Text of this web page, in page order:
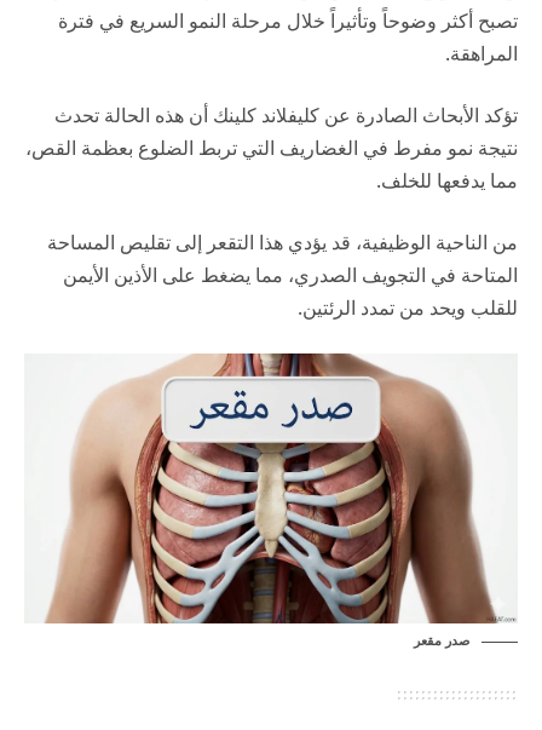
تصبح أكثر وضوحاً وتأثيراً خلال مرحلة النمو السريع في فترة
المراهقة.
تؤكد الأبحاث الصادرة عن كليفلاند كلينك أن هذه الحالة تحدث
نتيجة نمو مفرط في الغضاريف التي تربط الضلوع بعظمة القص،
مما يدفعها للخلف.
من الناحية الوظيفية، قد يؤدي هذا التقعر إلى تقليص المساحة
المتاحة في التجويف الصدري، مما يضغط على الأذين الأيمن
للقلب ويحد من تمدد الرئتين.
صدر مقعر